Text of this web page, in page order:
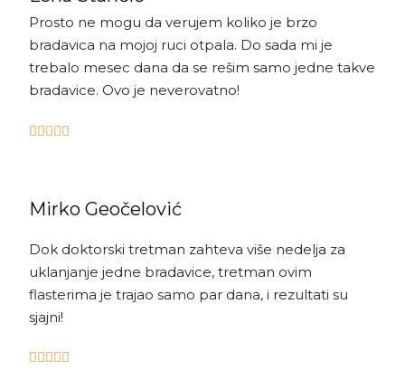
Prosto ne mogu da verujem koliko je brzo
bradavica na mojoj ruci otpala. Do sada mi je
trebalo mesec dana da se rešim samo jedne takve
bradavice. Ovo je neverovatno!
    
Mirko Geočelović
Dok doktorski tretman zahteva više nedelja za
uklanjanje jedne bradavice, tretman ovim
flasterima je trajao samo par dana, i rezultati su
sjajni!
    